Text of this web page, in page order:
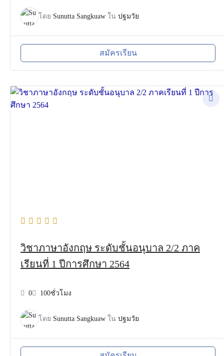
โดย Sunutta Sangkuaw ใน ปฐมวัย
สมัครเรียน
วิชาภาษาอังกฤษ ระดับชั้นอนุบาล 2/2 ภาค
เรียนที่ 1 ปีการศึกษา 2564
0 100ชั่วโมง
โดย Sunutta Sangkuaw ใน ปฐมวัย